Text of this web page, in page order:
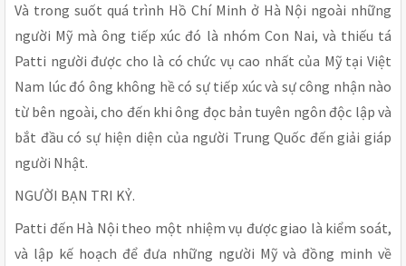
Và trong suốt quá trình Hồ Chí Minh ở Hà Nội ngoài những
người Mỹ mà ông tiếp xúc đó là nhóm Con Nai, và thiếu tá
Patti người được cho là có chức vụ cao nhất của Mỹ tại Việt
Nam lúc đó ông không hề có sự tiếp xúc và sự công nhận nào
từ bên ngoài, cho đến khi ông đọc bản tuyên ngôn độc lập và
bắt đầu có sự hiện diện của người Trung Quốc đến giải giáp
người Nhật.
NGƯỜI BẠN TRI KỶ.
Patti đến Hà Nội theo một nhiệm vụ được giao là kiểm soát,
và lập kế hoạch để đưa những người Mỹ và đồng minh về